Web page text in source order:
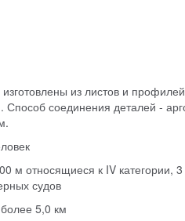
изготовлены из листов и
соединения деталей -
м относящиеся к IV категории,
судов
5,0 км